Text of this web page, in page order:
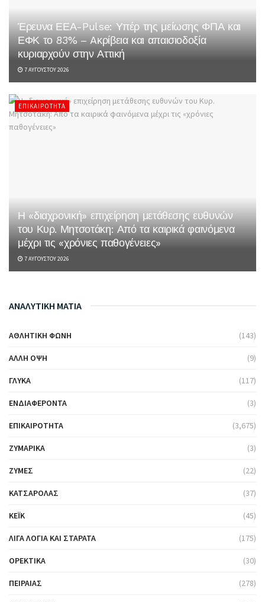
Έρευνα ΕΕΑ-Pulse: Υπέρ της μείωσης ΦΠΑ και
ΕΦΚ το 83% – Aκρίβεια και απαισιοδοξία
κυριαρχούν στην Αττική
7 ΑΥΓΟΎΣΤΟΥ 2026
ΕΠΙΚΑΙΡΌΤΗΤΑ
Η «διαχρονική» επιχείρηση μετάθεσης ευθυνών
του Κυρ. Μητσοτάκη: Από τα καιρικά φαινόμενα
μέχρι τις «χρόνιες παθογένειες»
7 ΑΥΓΟΎΣΤΟΥ 2026
ΑΝΑΛΥΤΙΚΗ ΜΑΤΙΑ
ΑΘΛΗΤΙΚΉ ΦΩΝΉ (143)
ΆΛΛΗ ΌΨΗ (9)
ΓΛΥΚΆ (117)
ΕΝΔΙΑΦΈΡΟΝΤΑ (3)
ΕΠΙΚΑΙΡΌΤΗΤΑ (3,675)
ΖΥΜΑΡΙΚΆ (3)
ΖΎΜΕΣ (22)
ΚΑΤΣΑΡΌΛΑΣ (37)
ΚΈΙΚ (45)
ΛΊΓΑ ΛΌΓΙΑ ΚΑΙ ΣΤΑΡΆΤΑ (175)
ΟΡΕΚΤΙΚΆ (30)
ΠΕΙΡΑΙΆΣ (278)